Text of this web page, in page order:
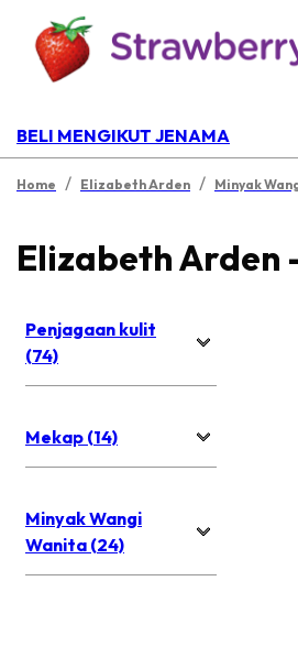
BELI MENGIKUT JENAMA
Home / Elizabeth Arden / Minyak
Elizabeth Arden
Penjagaan kulit
(74)
Mekap (14)
Minyak Wangi
Wanita (24)